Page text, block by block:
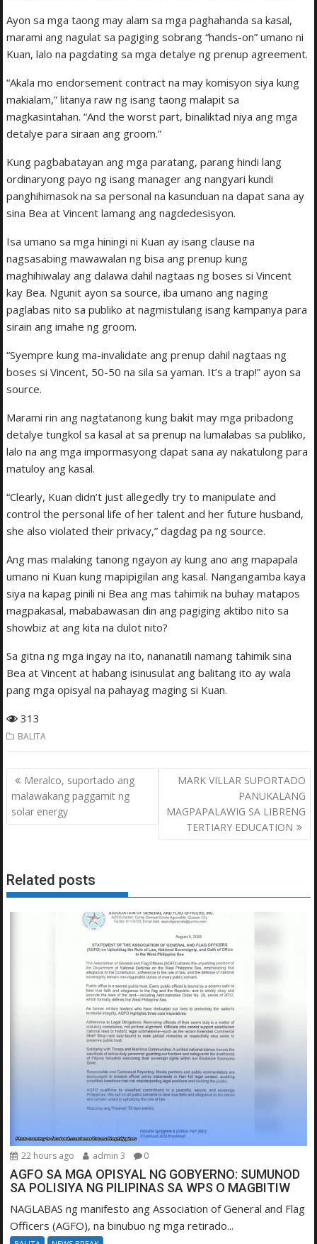
Ayon sa mga taong may alam sa mga paghahanda sa kasal,
marami ang nagulat sa pagiging sobrang “hands-on” umano ni
Kuan, lalo na pagdating sa mga detalye ng prenup agreement.
“Akala mo endorsement contract na may komisyon siya kung
makialam,” litanya raw ng isang taong malapit sa
magkasintahan. “And the worst part, binaliktad niya ang mga
detalye para siraan ang groom.”
Kung pagbabatayan ang mga paratang, parang hindi lang
ordinaryong payo ng isang manager ang nangyari kundi
panghihimasok na sa personal na kasunduan na dapat sana ay
sina Bea at Vincent lamang ang nagdedesisyon.
Isa umano sa mga hiningi ni Kuan ay isang clause na
nagsasabing mawawalan ng bisa ang prenup kung
maghihiwalay ang dalawa dahil nagtaas ng boses si Vincent
kay Bea. Ngunit ayon sa source, iba umano ang naging
paglabas nito sa publiko at nagmistulang isang kampanya para
sirain ang imahe ng groom.
“Syempre kung ma-invalidate ang prenup dahil nagtaas ng
boses si Vincent, 50-50 na sila sa yaman. It’s a trap!” ayon sa
source.
Marami rin ang nagtatanong kung bakit may mga pribadong
detalye tungkol sa kasal at sa prenup na lumalabas sa publiko,
lalo na ang mga impormasyong dapat sana ay nakatulong para
matuloy ang kasal.
“Clearly, Kuan didn’t just allegedly try to manipulate and
control the personal life of her talent and her future husband,
she also violated their privacy,” dagdag pa ng source.
Ang mas malaking tanong ngayon ay kung ano ang mapapala
umano ni Kuan kung mapipigilan ang kasal. Nangangamba kaya
siya na kapag pinili ni Bea ang mas tahimik na buhay matapos
magpakasal, mababawasan din ang pagiging aktibo nito sa
showbiz at ang kita na dulot nito?
Sa gitna ng mga ingay na ito, nananatili namang tahimik sina
Bea at Vincent at habang isinusulat ang balitang ito ay wala
pang mga opisyal na pahayag maging si Kuan.
313
BALITA
Post
navigation
Meralco, suportado ang
malawakang paggamit ng
solar energy
MARK VILLAR SUPORTADO
PANUKALANG
MAGPAPALAWIG SA LIBRENG
TERTIARY EDUCATION
Related posts
22 hours ago admin 3 0
AGFO SA MGA OPISYAL NG GOBYERNO: SUMUNOD
SA POLISIYA NG PILIPINAS SA WPS O MAGBITIW
NAGLABAS ng manifesto ang Association of General and Flag
Officers (AGFO), na binubuo ng mga retirado...